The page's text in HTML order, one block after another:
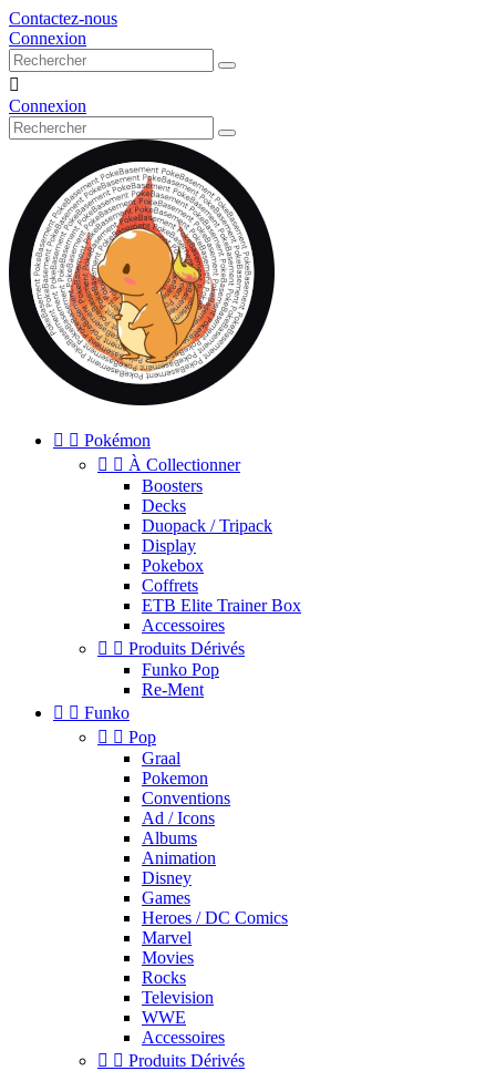
Contactez-nous
Connexion

Connexion
  Pokémon
  À Collectionner
Boosters
Decks
Duopack / Tripack
Display
Pokebox
Coffrets
ETB Elite Trainer Box
Accessoires
  Produits Dérivés
Funko Pop
Re-Ment
  Funko
  Pop
Graal
Pokemon
Conventions
Ad / Icons
Albums
Animation
Disney
Games
Heroes / DC Comics
Marvel
Movies
Rocks
Television
WWE
Accessoires
  Produits Dérivés